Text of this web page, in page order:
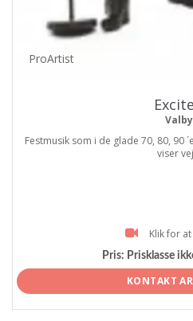
ProArtist
Valby
Festmusik som i de glade 70, 80, 90
viser
Klik for
Pris: Prisklasse
KONTAKT